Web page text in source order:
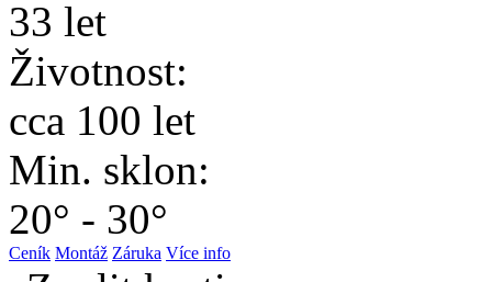
33 let
Životnost:
cca 100 let
Min. sklon:
20° - 30°
Ceník Montáž Záruka Více info